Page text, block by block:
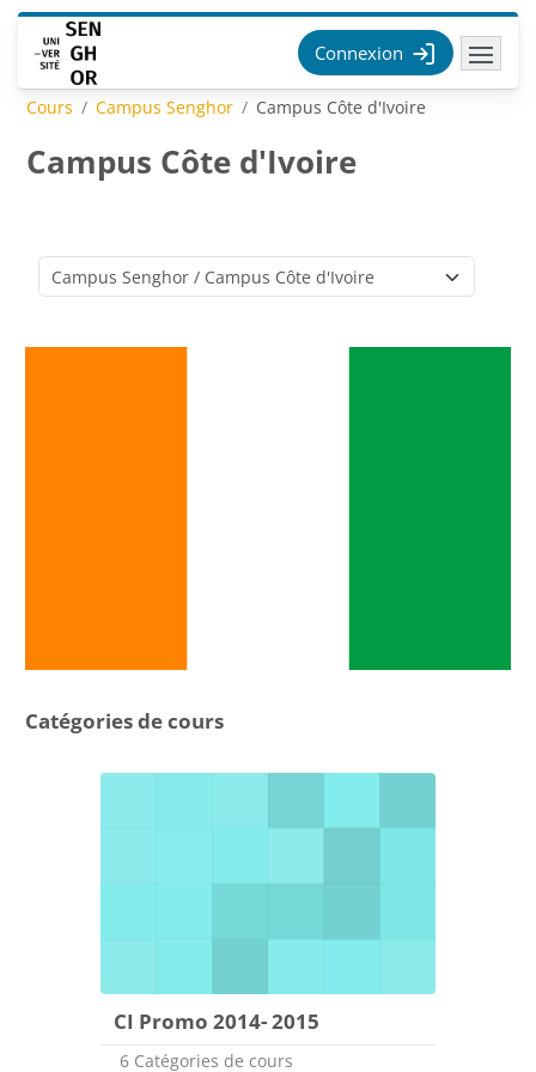
Passer au contenu principal
Connexion
Cours Campus Senghor Campus Côte d'Ivoire
Campus Côte d'Ivoire
Catégories de cours
Catégories de cours
CI Promo 2014- 2015
6 Catégories de cours